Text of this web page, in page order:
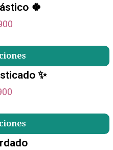
🍀
✨